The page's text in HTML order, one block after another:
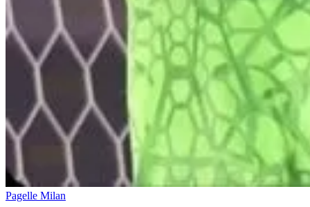
Pagelle Milan